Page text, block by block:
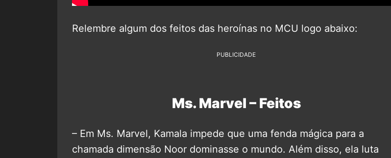
Relembre algum dos feitos das heroínas no MCU logo abaixo:
PUBLICIDADE
Ms. Marvel – Feitos
– Em Ms. Marvel, Kamala impede que uma fenda mágica para a
chamada dimensão Noor dominasse o mundo. Além disso, ela luta